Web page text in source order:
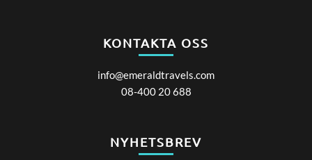
KONTAKTA OSS
info@emeraldtravels.com
08-400 20 688
NYHETSBREV